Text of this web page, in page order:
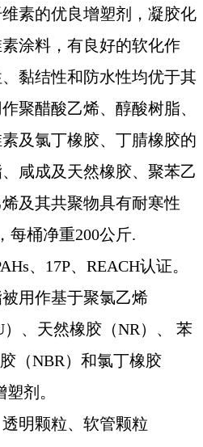
素的优良增塑剂，凝胶化
涂料，有良好的软化作
黏结性和防水性均优于其
聚醋酸乙烯、醇酸树脂、
及氯丁橡胶、丁腈橡胶的
咸成及天然橡胶、聚苯乙
及其共聚物具有耐寒性
每桶净重200公斤.
、17P、REACH认证。
用作基于聚氯乙烯
）、天然橡胶（NR）、 苯
（NBR）和氯丁橡胶
剂。
明颗粒、软管颗粒